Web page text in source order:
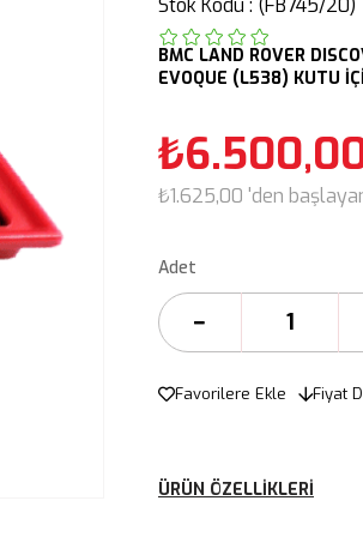
Stok Kodu (FB745/20)
BMC LAND ROVER
EVOQUE (L538) KUTU
₺1.625,00 'den
Adet
Favorilere Ekle Fiyat
ÜRÜN ÖZELLIKLERI